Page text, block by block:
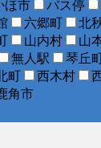
ほ市 バス停
六郷町 北
山内村 山
無人駅 琴丘
町 西木村
角市